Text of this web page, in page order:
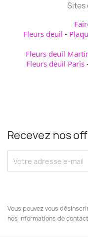
Sites
Fleurs deuil -
Fleurs deuil
Fleurs deuil Paris
Recevez nos
Vous pouvez vous
nos informations de